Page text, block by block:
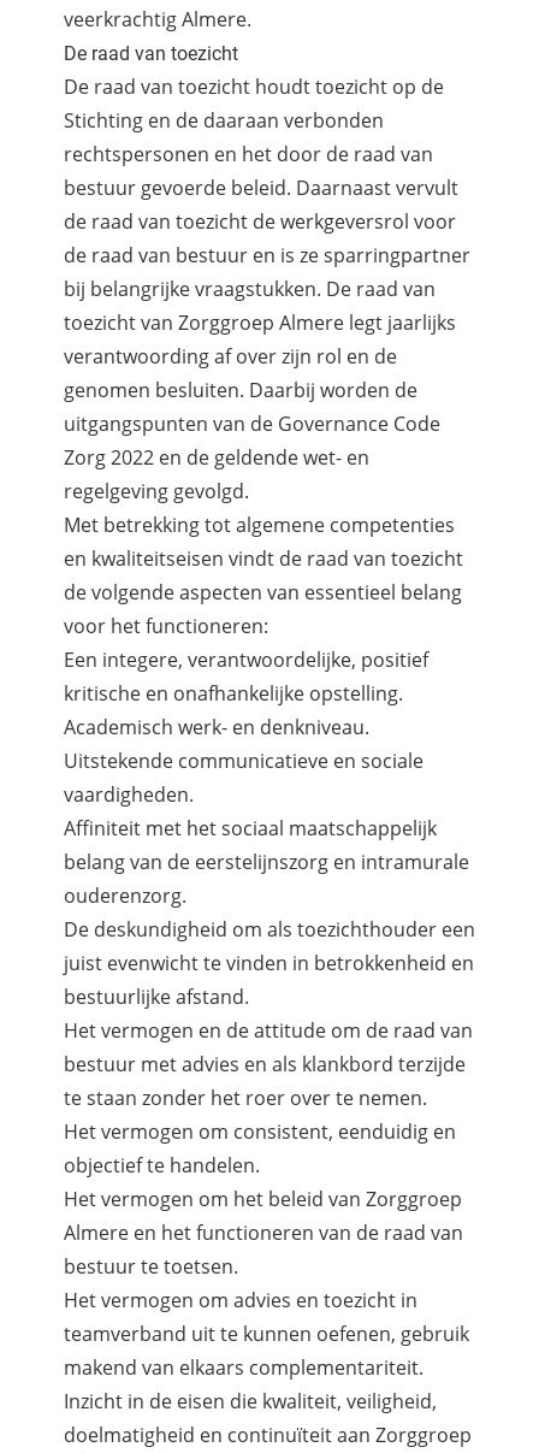
veerkrachtig Almere.
De raad van toezicht
De raad van toezicht houdt toezicht op de
Stichting en de daaraan verbonden
rechtspersonen en het door de raad van
bestuur gevoerde beleid. Daarnaast vervult
de raad van toezicht de werkgeversrol voor
de raad van bestuur en is ze sparringpartner
bij belangrijke vraagstukken. De raad van
toezicht van Zorggroep Almere legt jaarlijks
verantwoording af over zijn rol en de
genomen besluiten. Daarbij worden de
uitgangspunten van de Governance Code
Zorg 2022 en de geldende wet- en
regelgeving gevolgd.
Met betrekking tot algemene competenties
en kwaliteitseisen vindt de raad van toezicht
de volgende aspecten van essentieel belang
voor het functioneren:
Een integere, verantwoordelijke, positief
kritische en onafhankelijke opstelling.
Academisch werk- en denkniveau.
Uitstekende communicatieve en sociale
vaardigheden.
Affiniteit met het sociaal maatschappelijk
belang van de eerstelijnszorg en intramurale
ouderenzorg.
De deskundigheid om als toezichthouder een
juist evenwicht te vinden in betrokkenheid en
bestuurlijke afstand.
Het vermogen en de attitude om de raad van
bestuur met advies en als klankbord terzijde
te staan zonder het roer over te nemen.
Het vermogen om consistent, eenduidig en
objectief te handelen.
Het vermogen om het beleid van Zorggroep
Almere en het functioneren van de raad van
bestuur te toetsen.
Het vermogen om advies en toezicht in
teamverband uit te kunnen oefenen, gebruik
makend van elkaars complementariteit.
Inzicht in de eisen die kwaliteit, veiligheid,
doelmatigheid en continuïteit aan Zorggroep